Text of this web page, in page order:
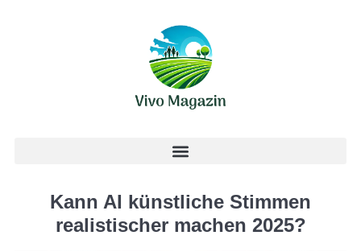
Kann AI künstliche Stimmen
realistischer machen 2025?